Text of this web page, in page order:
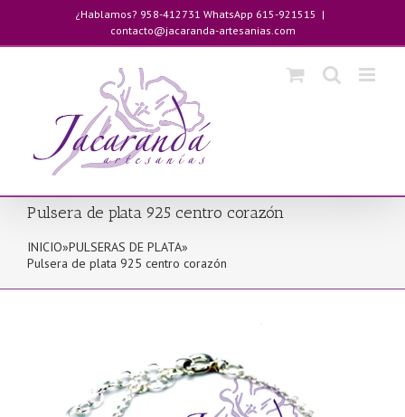
contenido
¿Hablamos? 958-412731 WhatsApp 615-921515 |
contacto@jacaranda-artesanias.com
Pulsera de plata 925 centro corazón
INICIO»PULSERAS DE PLATA»
Pulsera de plata 925 centro corazón